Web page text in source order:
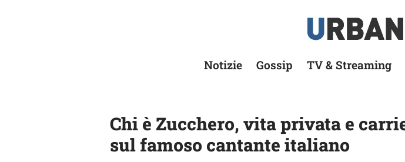
Notizie Gossip TV & Streaming
Chi è Zucchero, vita privata e
sul famoso cantante italiano